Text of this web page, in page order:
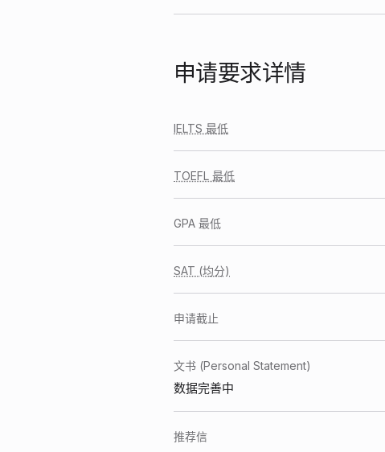
申请要求详情
IELTS 最低
TOEFL 最低
GPA 最低
SAT (均分)
申请截止
文书 (Personal Statement)
数据完善中
推荐信